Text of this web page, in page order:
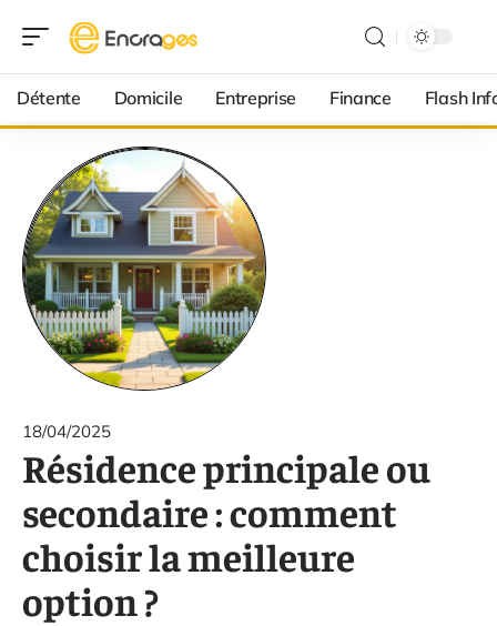
Détente Domicile Entreprise Finance Flash
18/04/2025
Résidence principale ou
secondaire : comment
choisir la meilleure
option ?